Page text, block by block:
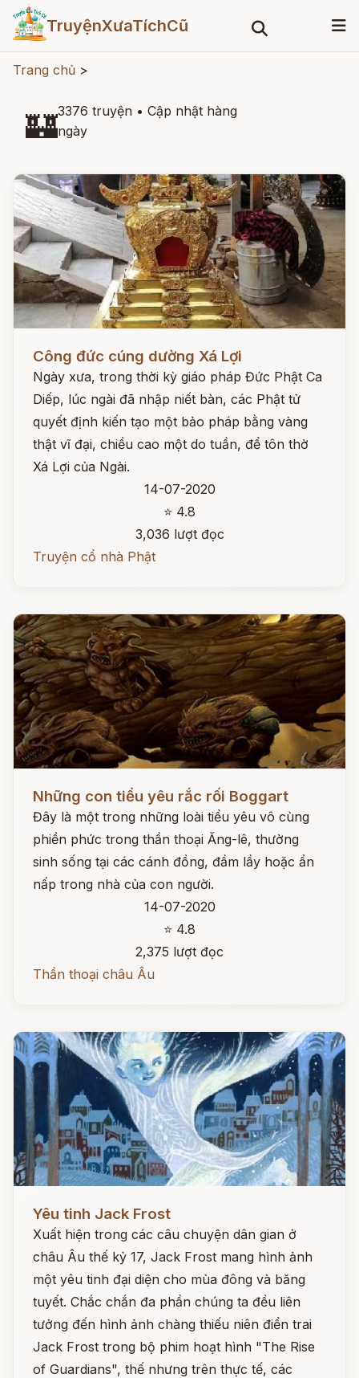
TruyệnXưaTíchCũ
Trang chủ >
🏰3376 truyện • Cập nhật hàng
ngày
Công đức cúng dường Xá Lợi
Ngày xưa, trong thời kỳ giáo pháp Đức Phật Ca
Diếp, lúc ngài đã nhập niết bàn, các Phật tử
quyết định kiến tạo một bảo pháp bằng vàng
thật vĩ đại, chiều cao một do tuần, để tôn thờ
Xá Lợi của Ngài.
14-07-2020
⭐ 4.8
3,036 lượt đọc
Truyện cổ nhà Phật
Những con tiểu yêu rắc rối Boggart
Đây là một trong những loài tiểu yêu vô cùng
phiền phức trong thần thoại Ăng-lê, thường
sinh sống tại các cánh đồng, đầm lầy hoặc ẩn
nấp trong nhà của con người.
14-07-2020
⭐ 4.8
2,375 lượt đọc
Thần thoại châu Âu
Yêu tinh Jack Frost
Xuất hiện trong các câu chuyện dân gian ở
châu Âu thế kỷ 17, Jack Frost mang hình ảnh
một yêu tinh đại diện cho mùa đông và băng
tuyết. Chắc chắn đa phần chúng ta đều liên
tưởng đến hình ảnh chàng thiếu niên điển trai
Jack Frost trong bộ phim hoạt hình "The Rise
of Guardians", thế nhưng trên thực tế, các